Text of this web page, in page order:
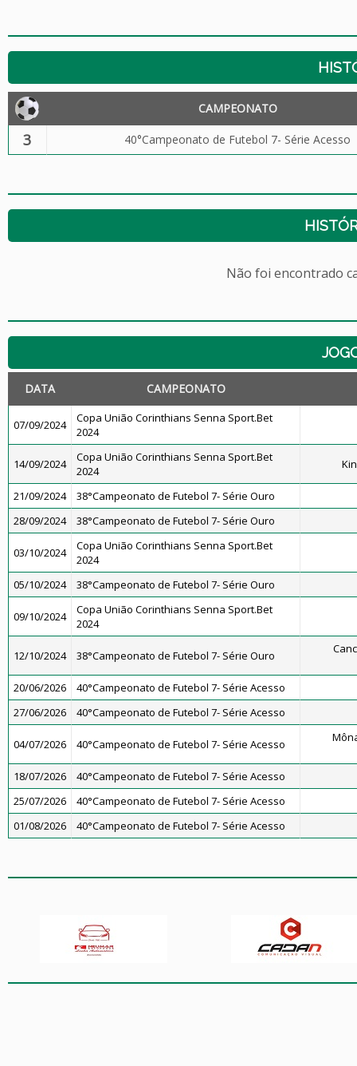
CAMPEONATO
3 40°Campeonato de Futebol 7- Série Acesso
Não foi encontrado
DATA CAMPEONATO
07/09/2024
Copa União Corinthians Senna Sport.Bet
2024
14/09/2024
Copa União Corinthians Senna Sport.Bet
2024
21/09/2024
38°Campeonato de Futebol 7- Série Ouro
28/09/2024
38°Campeonato de Futebol 7- Série Ouro
03/10/2024
Copa União Corinthians Senna Sport.Bet
2024
05/10/2024
38°Campeonato de Futebol 7- Série Ouro
09/10/2024
Copa União Corinthians Senna Sport.Bet
2024
12/10/2024 38°Campeonato de Futebol 7- Série Ouro
20/06/2026
40°Campeonato de Futebol 7- Série Acesso
27/06/2026
40°Campeonato de Futebol 7- Série Acesso
04/07/2026 40°Campeonato de Futebol 7- Série Acesso
18/07/2026
40°Campeonato de Futebol 7- Série Acesso
25/07/2026
40°Campeonato de Futebol 7- Série Acesso
01/08/2026
40°Campeonato de Futebol 7- Série Acesso